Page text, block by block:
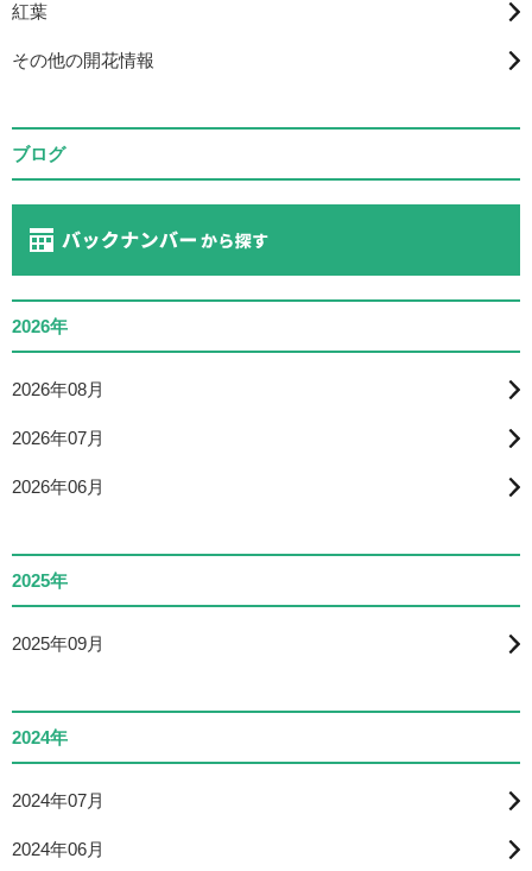
紅葉
その他の開花情報
ブログ
2026年
2026年08月
2026年07月
2026年06月
2025年
2025年09月
2024年
2024年07月
2024年06月